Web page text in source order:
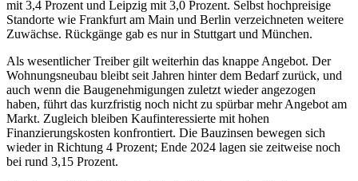
mit 3,4 Prozent und Leipzig mit 3,0 Prozent. Selbst hochpreisige
Standorte wie Frankfurt am Main und Berlin verzeichneten weitere
Zuwächse. Rückgänge gab es nur in Stuttgart und München.
Als wesentlicher Treiber gilt weiterhin das knappe Angebot. Der
Wohnungsneubau bleibt seit Jahren hinter dem Bedarf zurück, und
auch wenn die Baugenehmigungen zuletzt wieder angezogen
haben, führt das kurzfristig noch nicht zu spürbar mehr Angebot am
Markt. Zugleich bleiben Kaufinteressierte mit hohen
Finanzierungskosten konfrontiert. Die Bauzinsen bewegen sich
wieder in Richtung 4 Prozent; Ende 2024 lagen sie zeitweise noch
bei rund 3,15 Prozent.